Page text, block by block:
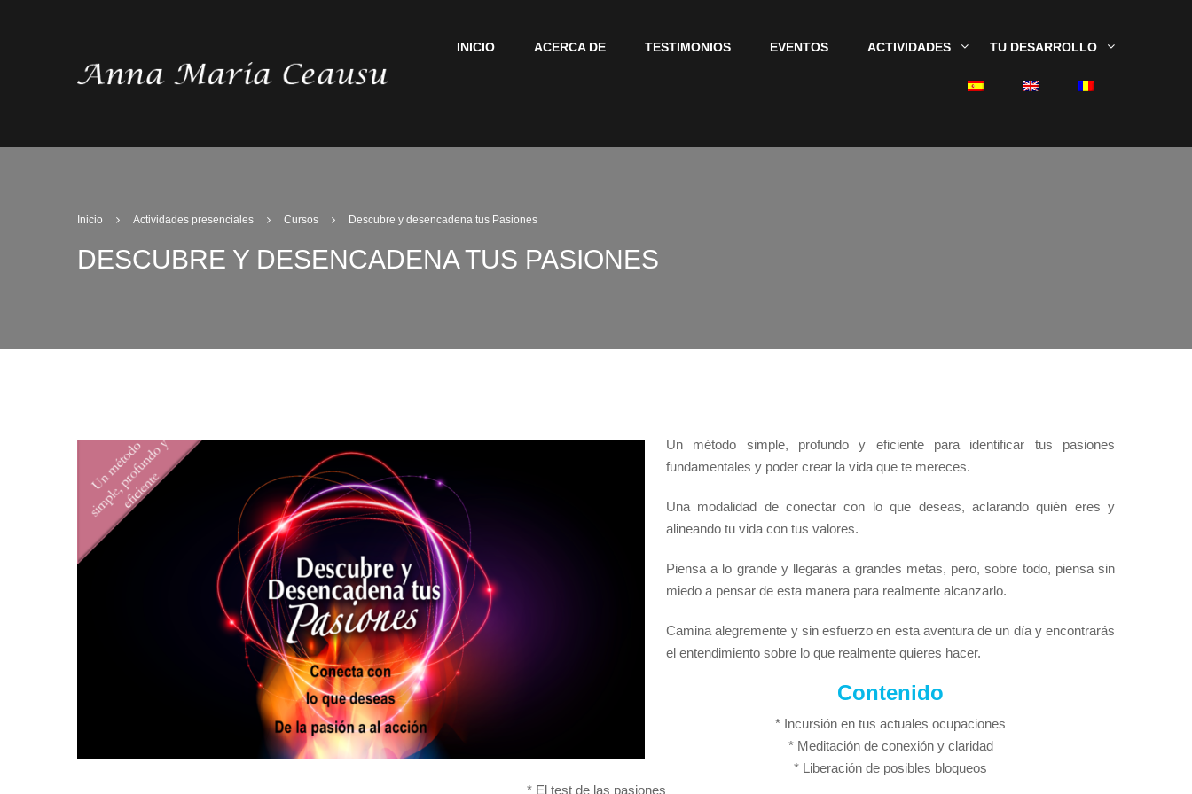
INICIO ACERCA DE TESTIMONIOS EVENTOS ACTIVIDADES TU DESARROLLO
Inicio Actividades presenciales Cursos Descubre y desencadena tus Pasiones
DESCUBRE Y DESENCADENA TUS PASIONES
Un método simple, profundo y eficiente para identificar tus pasiones
fundamentales y poder crear la vida que te mereces.
Una modalidad de conectar con lo que deseas, aclarando quién eres y
alineando tu vida con tus valores.
Piensa a lo grande y llegarás a grandes metas, pero, sobre todo, piensa sin
miedo a pensar de esta manera para realmente alcanzarlo.
Camina alegremente y sin esfuerzo en esta aventura de un día y encontrarás
el entendimiento sobre lo que realmente quieres hacer.
Contenido
* Incursión en tus actuales ocupaciones
* Meditación de conexión y claridad
* Liberación de posibles bloqueos
* El test de las pasiones